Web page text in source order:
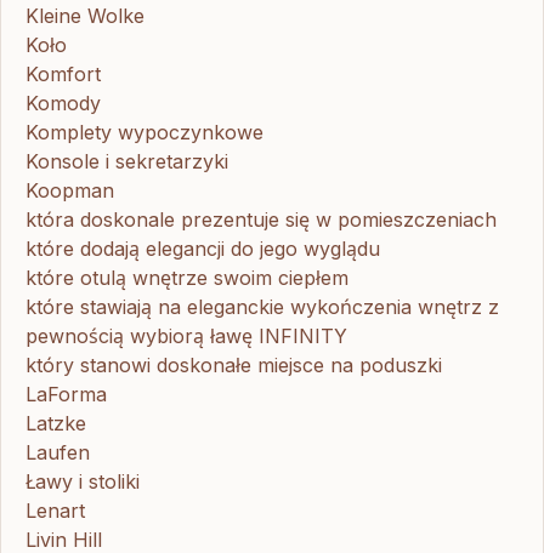
Kleine Wolke
Koło
Komfort
Komody
Komplety wypoczynkowe
Konsole i sekretarzyki
Koopman
która doskonale prezentuje się w pomieszczeniach
które dodają elegancji do jego wyglądu
które otulą wnętrze swoim ciepłem
które stawiają na eleganckie wykończenia wnętrz z
pewnością wybiorą ławę INFINITY
który stanowi doskonałe miejsce na poduszki
LaForma
Latzke
Laufen
Ławy i stoliki
Lenart
Livin Hill